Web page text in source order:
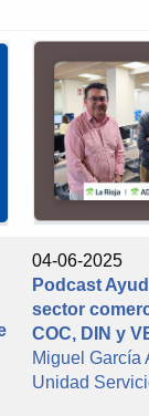
04-06-2025
Podcast
sector
COC, DIN y
Miguel
Unidad